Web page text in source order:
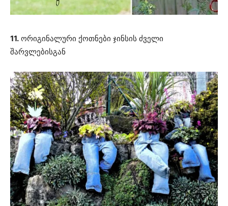
11. ორიგინალური ქოთნები ჯინსის ძველი
შარვლებისგან